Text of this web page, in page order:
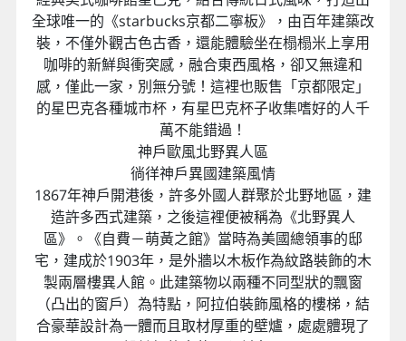
Starbucks京都二寧板
全球唯一榻榻米上的星巴克
經典美式咖啡館星巴克，結合傳統日式風味，打造出
全球唯一的《starbucks京都二寧板》，由百年建築改
裝，不僅外觀古色古香，還能體驗坐在榻榻米上享用